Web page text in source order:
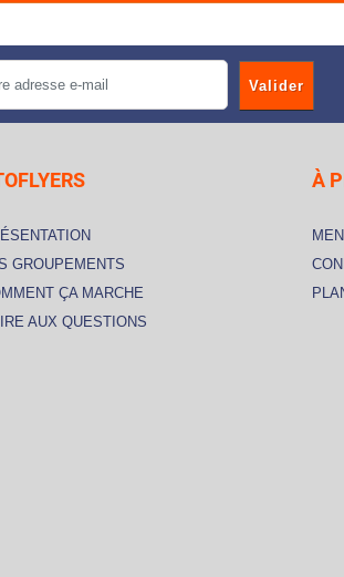
Valider
GROUPEMENTS
ÇA MARCHE
AUX QUESTIONS
À